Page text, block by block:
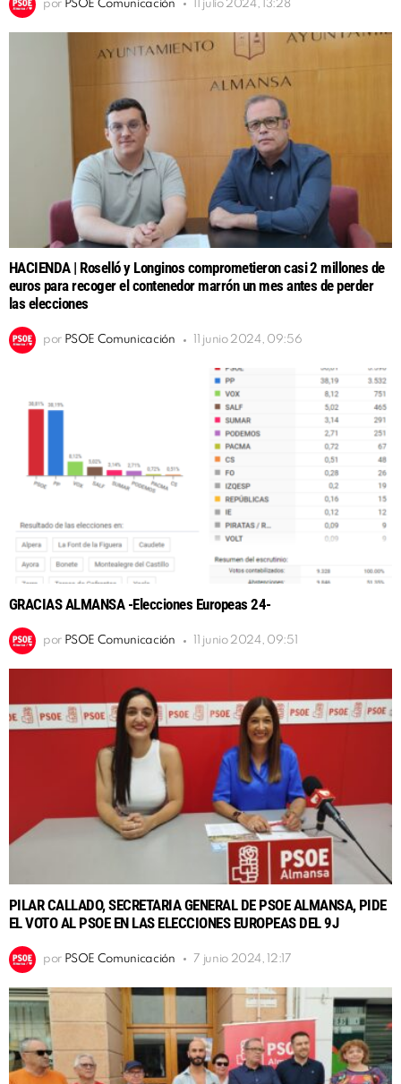
por PSOE Comunicación 11 julio 2024, 13:28
HACIENDA | Roselló y Longinos comprometieron casi 2 millones de
euros para recoger el contenedor marrón un mes antes de perder
las elecciones
por PSOE Comunicación 11 junio 2024, 09:56
GRACIAS ALMANSA -Elecciones Europeas 24-
por PSOE Comunicación 11 junio 2024, 09:51
PILAR CALLADO, SECRETARIA GENERAL DE PSOE ALMANSA, PIDE
EL VOTO AL PSOE EN LAS ELECCIONES EUROPEAS DEL 9J
por PSOE Comunicación 7 junio 2024, 12:17